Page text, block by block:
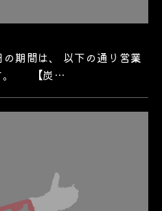
期間は、 以下の通り営業
す。 【炭…